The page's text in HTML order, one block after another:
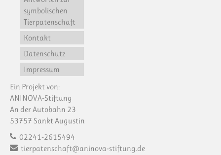
symbolischen
Tierpatenschaft
Kontakt
Datenschutz
Impressum
Ein Projekt von:
ANINOVA-Stiftung
An der Autobahn 23
53757 Sankt Augustin
02241-2615494
tierpatenschaft@aninova-stiftung.de